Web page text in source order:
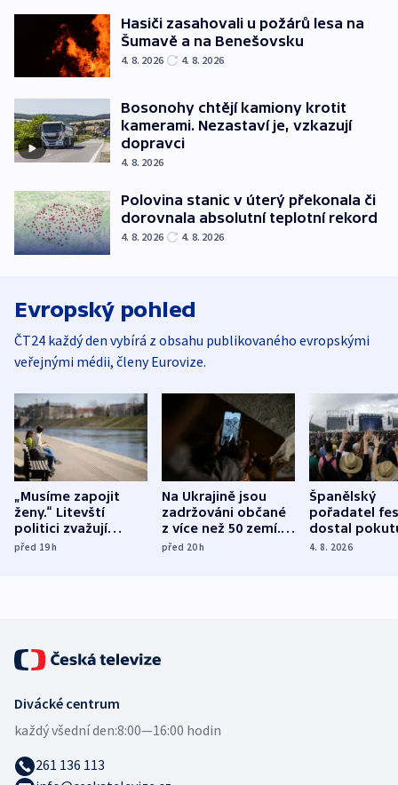
Hasiči zasahovali u požárů lesa na
Šumavě a na Benešovsku
4. 8. 2026 4. 8. 2026
Bosonohy chtějí kamiony krotit
kamerami. Nezastaví je, vzkazují
dopravci
4. 8. 2026
Polovina stanic v úterý překonala či
dorovnala absolutní teplotní rekord
4. 8. 2026 4. 8. 2026
Evropský pohled
ČT24 každý den vybírá z obsahu publikovaného evropskými
veřejnými médii, členy Eurovize.
„Musíme zapojit
ženy.“ Litevští
politici zvažují
dohodu o
před 19h
Na Ukrajině jsou
zadržováni občané
z více než 50 zemí.
Bojovali na straně
před 20h
Španělský
pořadatel
dostal
nekalé
4. 8. 2026
Divácké centrum
každý všední den:8:00—16:00 hodin
261 136 113